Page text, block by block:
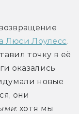
Люси Лоулесс.
точку в её
оказались
новые
они
: хотя мы